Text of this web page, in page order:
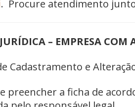
. Procure atendimento junto
JURÍDICA – EMPRESA
Cadastramento e
preencher a ficha de